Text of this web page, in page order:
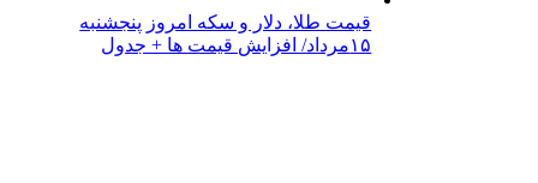
قیمت طلا، دلار و سکه امروز پنجشنبه
۱۵مرداد/ افزایش قیمت ها + جدول